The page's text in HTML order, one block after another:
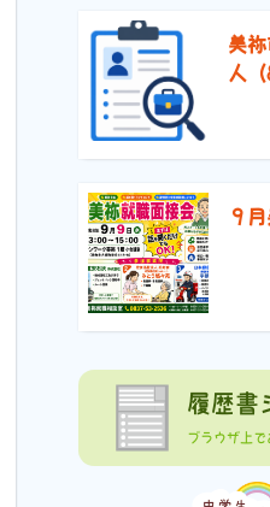
美
人
９
履歴書
ブラウザ上で